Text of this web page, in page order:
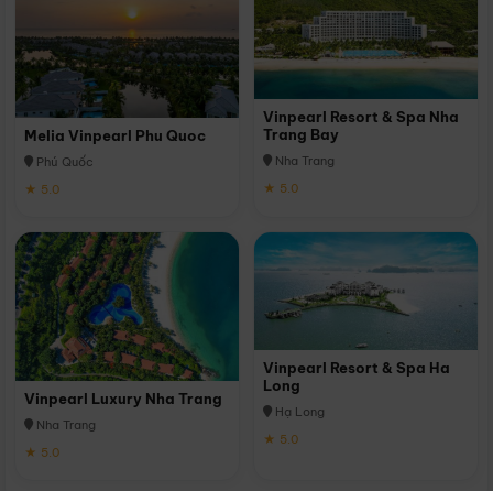
Melia Vinpearl Phu Quoc
Phú Quốc
★ 5.0
Vinpearl Resort & Spa Nha
Trang Bay
Nha Trang
★ 5.0
Vinpearl Luxury Nha Trang
Nha Trang
★ 5.0
Vinpearl Resort & Spa Ha
Long
Hạ Long
★ 5.0